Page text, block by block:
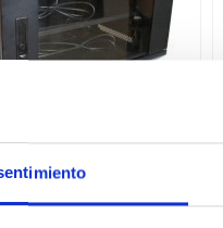
31GTM6F4
19" m 6u f450 1
+ accesorio global